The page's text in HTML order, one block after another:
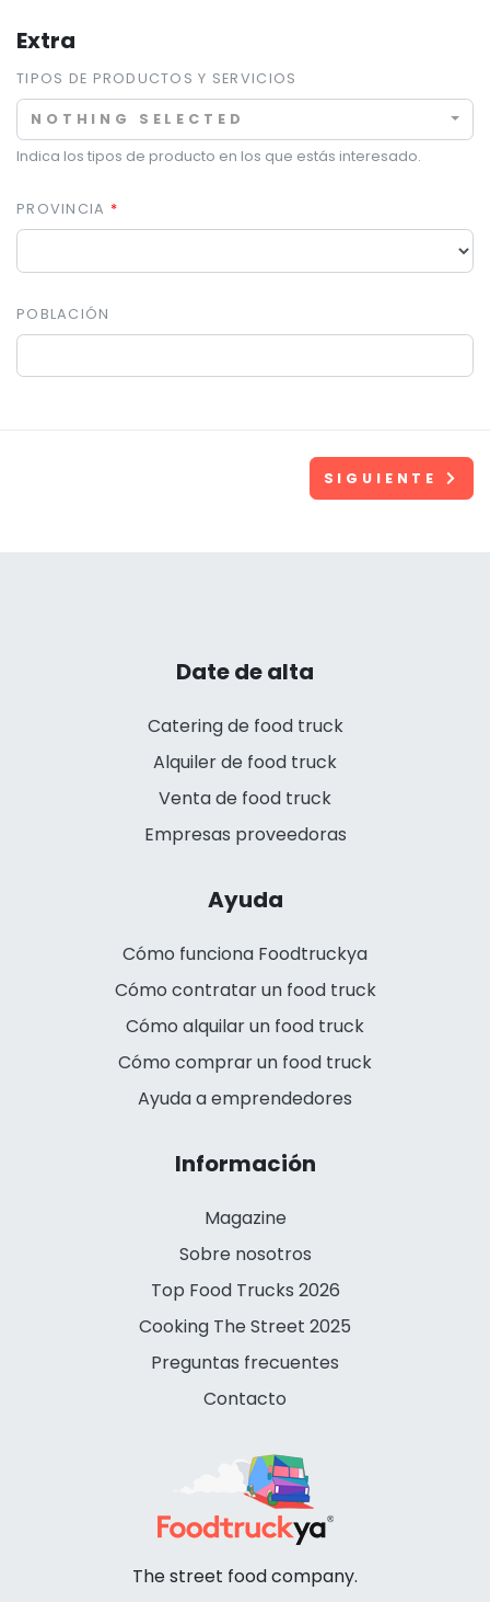
Extra
TIPOS DE PRODUCTOS Y SERVICIOS
NOTHING SELECTED
Indica los tipos de producto en los que estás interesado.
PROVINCIA
POBLACIÓN
SIGUIENTE
Date de alta
Catering de food truck
Alquiler de food truck
Venta de food truck
Empresas proveedoras
Ayuda
Cómo funciona Foodtruckya
Cómo contratar un food truck
Cómo alquilar un food truck
Cómo comprar un food truck
Ayuda a emprendedores
Información
Magazine
Sobre nosotros
Top Food Trucks 2026
Cooking The Street 2025
Preguntas frecuentes
Contacto
The street food company.